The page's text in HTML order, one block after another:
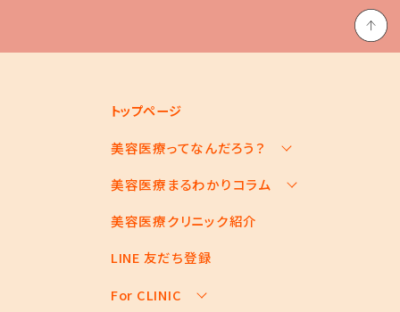
トップページ
美容医療ってなんだろう？
美容医療の基本情報
美容医療のスケジュール
美容医療まるわかりコラム
お悩みからコラムをさがす
コラム一覧
美容医療クリニック紹介
LINE 友だち登録
For CLINIC